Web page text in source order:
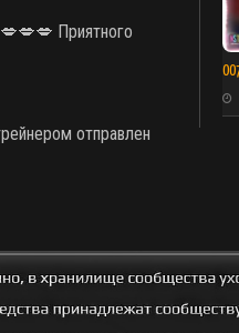
Приятного
отправлен